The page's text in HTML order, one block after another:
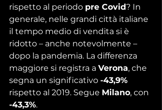
rispetto al periodo pre Covid? In
generale, nelle grandi città italiane
il tempo medio di vendita si è
ridotto – anche notevolmente –
dopo la pandemia. La differenza
maggiore si registra a Verona, che
segna un significativo -43,9%
rispetto al 2019. Segue Milano, con
-43,3%.